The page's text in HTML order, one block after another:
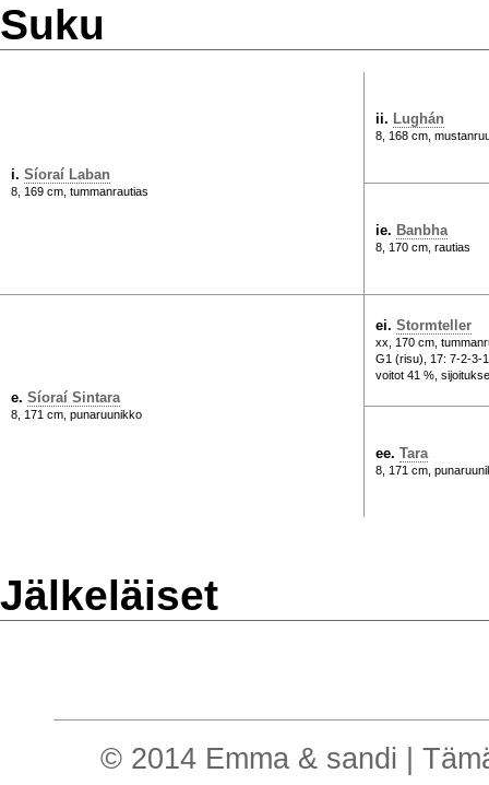
Suku
i. Síoraí Laban
8, 169 cm, tummanrautias
ii. Lughán
8, 168 cm,
ie. Banbha
8, 170 cm, rautias
e. Síoraí Sintara
8, 171 cm, punaruunikko
ei. Stormteller
xx, 170 cm,
G1 (risu), 17: 7-2-3-
voitot 41 %,
ee. Tara
8, 171 cm,
Jälkeläiset
© 2014 Emma & sandi |